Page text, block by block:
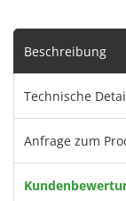
Beschreibung
Technische
Anfrage zum